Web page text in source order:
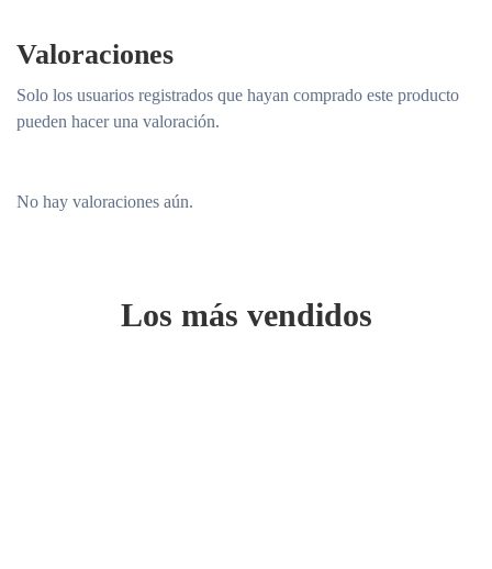
Valoraciones
No hay valoraciones aún.
Solo los usuarios registrados que hayan comprado este producto
pueden hacer una valoración.
Los más vendidos